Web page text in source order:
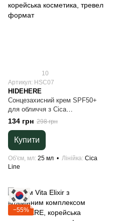
10
Артикул: HSC07
HIDEHERE
Сонцезахисний крем SPF50+
для обличчя з Сica
комплексом HIDEHERE,
корейська косметика, тревел
формат
134 грн 298 грн
Купити
Об'єм, мл 25 мл Лінійка Cica
Line
−55%